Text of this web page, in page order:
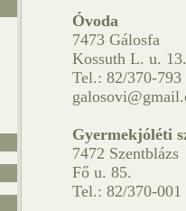
Óvoda
7473 Gálosfa
Kossuth L. u. 13.
Tel.: 82/370-793
Gyermekjóléti
7472 Szentblázs
Fő u. 85.
Tel.: 82/370-001